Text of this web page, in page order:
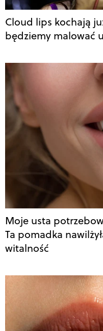
Cloud lips kochają
będziemy malować
Moje usta
Ta pomadka
witalność